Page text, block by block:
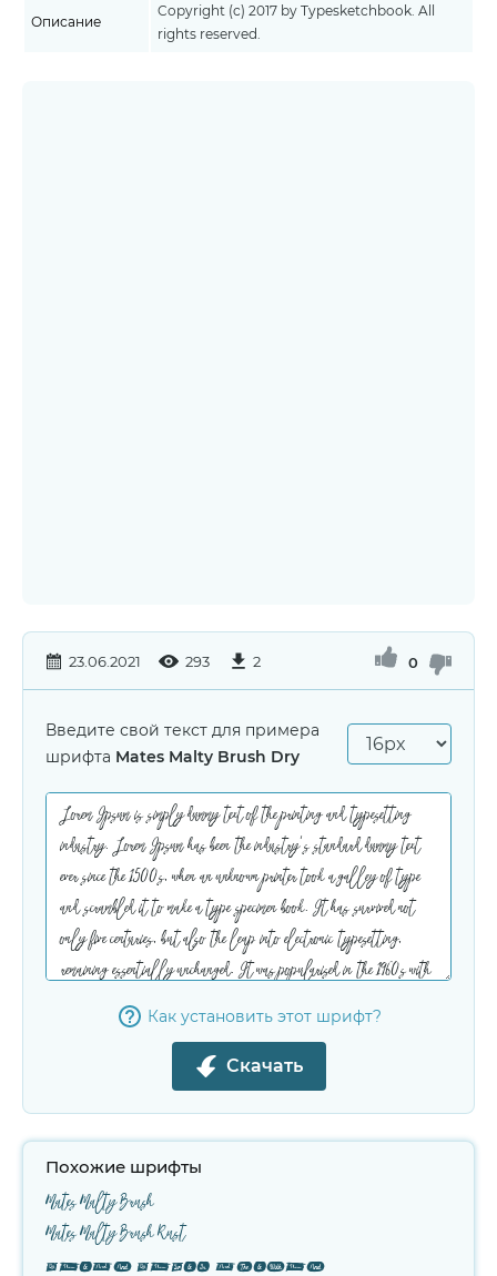
Описание
Copyright (c) 2017 by Typesketchbook. All
rights reserved.
23.06.2021 293 2 0
Введите свой текст для примера
шрифта Mates Malty Brush Dry
Как установить этот шрифт?
Скачать
Похожие шрифты
Mates Malty Brush
Mates Malty Brush Rust
Mates Malty Extras